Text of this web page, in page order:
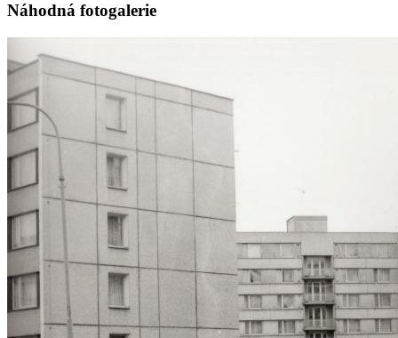
Náhodná fotogalerie